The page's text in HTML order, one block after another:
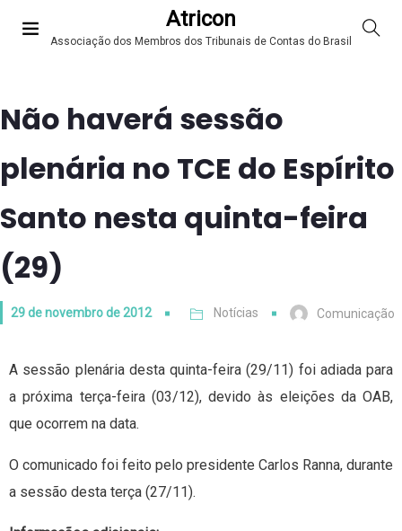
Atricon
Associação dos Membros dos Tribunais de Contas do Brasil
Não haverá sessão
plenária no TCE do Espírito
Santo nesta quinta-feira
(29)
29 de novembro de 2012 Notícias Comunicação
A sessão plenária desta quinta-feira (29/11) foi adiada para
a próxima terça-feira (03/12), devido às eleições da OAB,
que ocorrem na data.
O comunicado foi feito pelo presidente Carlos Ranna, durante
a sessão desta terça (27/11).